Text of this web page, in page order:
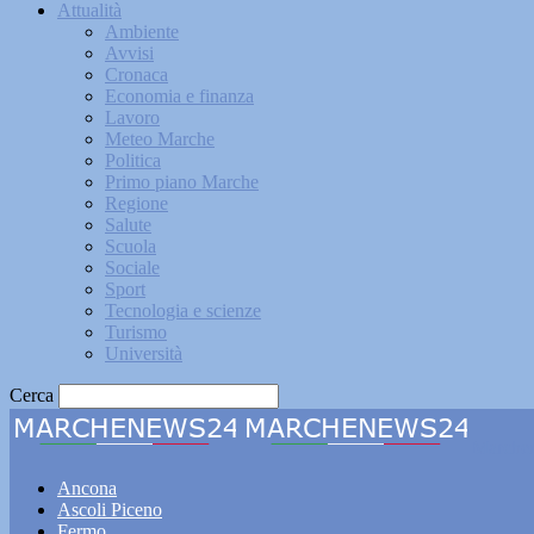
Attualità
Ambiente
Avvisi
Cronaca
Economia e finanza
Lavoro
Meteo Marche
Politica
Primo piano Marche
Regione
Salute
Scuola
Sociale
Sport
Tecnologia e scienze
Turismo
Università
Cerca
Ancona
Ascoli Piceno